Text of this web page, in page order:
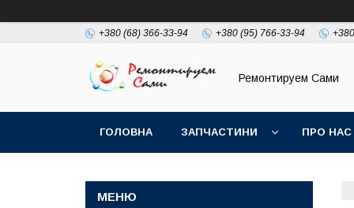
+380 (68) 366-33-94 +380 (95) 766-33-94
Ремонтируем Сами
ГОЛОВНА ЗАПЧАСТИНИ ПРО НАС